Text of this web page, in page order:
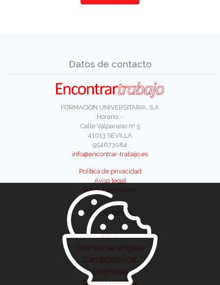
Datos de contacto
FORMACIÓN UNIVERSITARIA, S.A
Horario: -
Calle Valparaíso nº 5
41013 SEVILLA
954673084
info@encontrar-trabajo.es
Política de privacidad
Aviso legal
Política de cookies
Secciones
Inicio
Ofertas de empleo
Candidatos/as
Empresas